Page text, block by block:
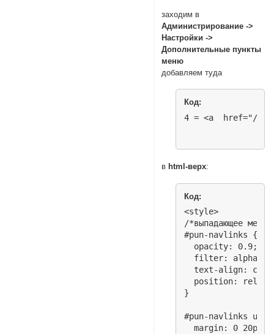
заходим в
Администрирование ->
Настройки ->
Дополнительные пункты
меню
добавляем туда
Код:
4 = <a  href="/
в html-верх:
Код:
<style>
/*выпадающее
#pun-navlinks {
  opacity: 0.9;
filter:
text-align:
position:
}
#pun-navlinks ul
margin: 0 20px 0